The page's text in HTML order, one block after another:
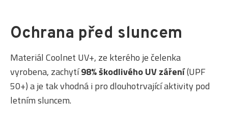
Ochrana před sluncem
Materiál Coolnet UV+, ze kterého je čelenka
vyrobena, zachytí98% škodlivého UV záření(UPF
50+) a je tak vhodná i pro dlouhotrvající aktivity pod
letním sluncem.